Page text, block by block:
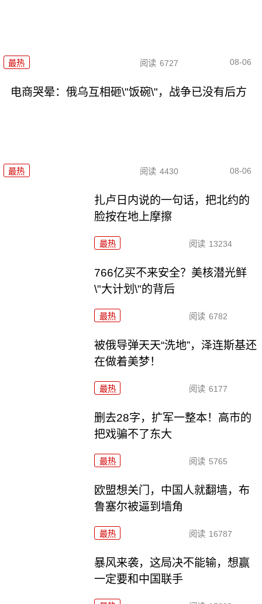
最热 阅读 6727 08-06
电商哭晕：俄乌互相砸\"饭碗\"，战争已没有后方
最热 阅读 4430 08-06
扎卢日内说的一句话，把北约的
脸按在地上摩擦
最热 阅读 13234
766亿买不来安全？美核潜光鲜
\"大计划\"的背后
最热 阅读 6782
被俄导弹天天“洗地”，泽连斯基还
在做着美梦！
最热 阅读 6177
删去28字，扩军一整本！高市的
把戏骗不了东大
最热 阅读 5765
欧盟想关门，中国人就翻墙，布
鲁塞尔被逼到墙角
最热 阅读 16787
暴风来袭，这局决不能输，想赢
一定要和中国联手